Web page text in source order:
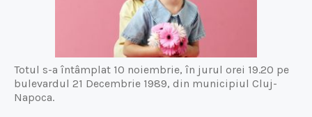
Totul s-a întâmplat 10 noiembrie, în jurul orei 19.20 pe
bulevardul 21 Decembrie 1989, din municipiul Cluj-
Napoca.